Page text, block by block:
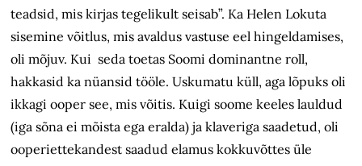
teadsid, mis kirjas tegelikult seisab”. Ka Helen Lokuta
sisemine võitlus, mis avaldus vastuse eel hingeldamises,
oli mõjuv. Kui seda toetas Soomi dominantne roll,
hakkasid ka nüansid tööle. Uskumatu küll, aga lõpuks oli
ikkagi ooper see, mis võitis. Kuigi soome keeles lauldud
(iga sõna ei mõista ega eralda) ja klaveriga saadetud, oli
ooperiettekandest saadud elamus kokkuvõttes üle